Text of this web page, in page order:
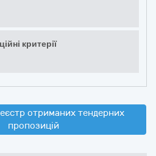
критерії
отриманих тендерних
пропозицій